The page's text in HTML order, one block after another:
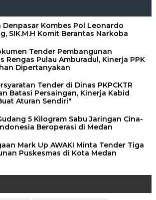
Denpasar Kombes Pol Leonardo
SIK.M.H Komit Berantas Narkoba
Tender Pembangunan
Rengas Pulau Amburadul, Kinerja PPK
Dipertanyakan
Tender di Dinas PKPCKTR
Batasi Persaingan, Kinerja Kabid
Aturan Sendiri"
5 Kilogram Sabu Jaringan Cina-
Beroperasi di Medan
Mark Up AWAKI Minta Tender Tiga
Puskesmas di Kota Medan